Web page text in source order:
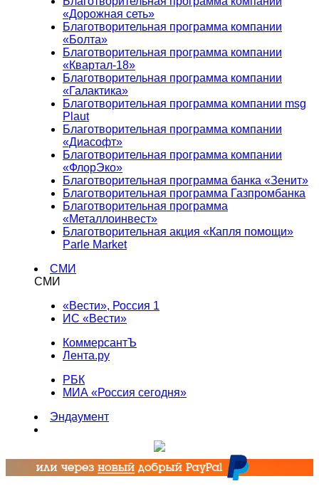
«Дорожная сеть»
Благотворительная программа компании
«Болта»
Благотворительная программа компании
«Квартал-18»
Благотворительная программа компании
«Галактика»
Благотворительная программа компании msg
Plaut
Благотворительная программа компании
«Диасофт»
Благотворительная программа компании
«ФлорЭко»
Благотворительная программа банка «Зенит»
Благотворительная программа Газпромбанка
Благотворительная программа
«Металлоинвест»
Благотворительная акция «Капля помощи»
Parle Market
СМИ
СМИ
«Вести», Россия 1
ИС «Вести»
КоммерсантЪ
Лента.ру
РБК
МИА «Россия сегодня»
Эндаумент